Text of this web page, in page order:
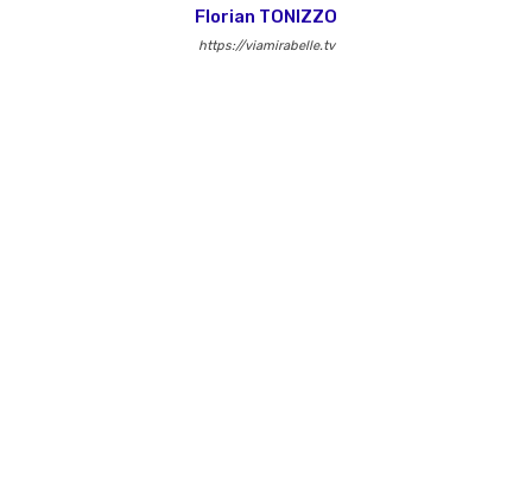
Florian TONIZZO
https://viamirabelle.tv